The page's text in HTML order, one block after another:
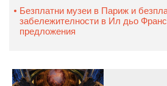
Безплатни музеи в Париж и
забележителности в Ил дьо
предложения